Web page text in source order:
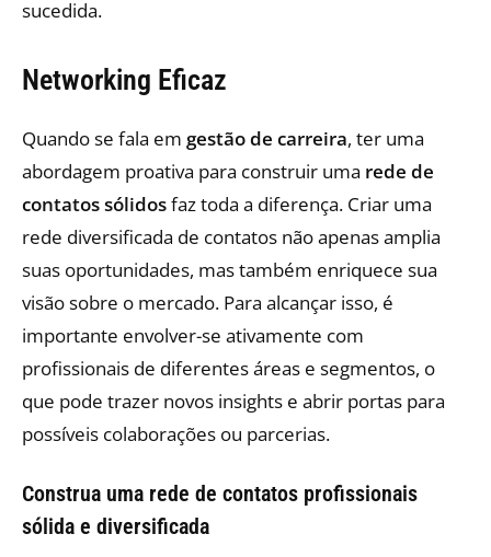
sucedida.
Networking Eficaz
Quando se fala em gestão de carreira, ter uma
abordagem proativa para construir uma rede de
contatos sólidosfaz toda a diferença. Criar uma
rede diversificada de contatos não apenas amplia
suas oportunidades, mas também enriquece sua
visão sobre o mercado. Para alcançar isso, é
importante envolver-se ativamente com
profissionais de diferentes áreas e segmentos, o
que pode trazer novos insights e abrir portas para
possíveis colaborações ou parcerias.
Construa uma rede de contatos profissionais
sólida e diversificada